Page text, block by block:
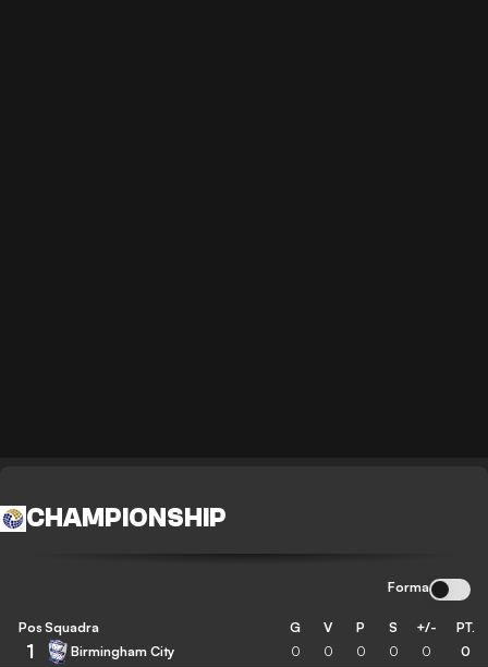
CHAMPIONSHIP
Forma
Pos Squadra G V P S +/- PT.
1 Birmingham City 0 0 0 0 0 0